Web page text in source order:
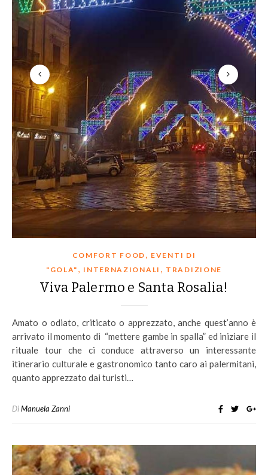
COMFORT FOOD , EVENTI DI
"GOLA" , INTERNAZIONALI , TRADIZIONE
Viva Palermo e Santa Rosalia!
Amato o odiato, criticato o apprezzato, anche quest’anno è
arrivato il momento di “mettere gambe in spalla” ed iniziare il
rituale tour che ci conduce attraverso un interessante
itinerario culturale e gastronomico tanto caro ai palermitani,
quanto apprezzato dai turisti…
DiManuela Zanni